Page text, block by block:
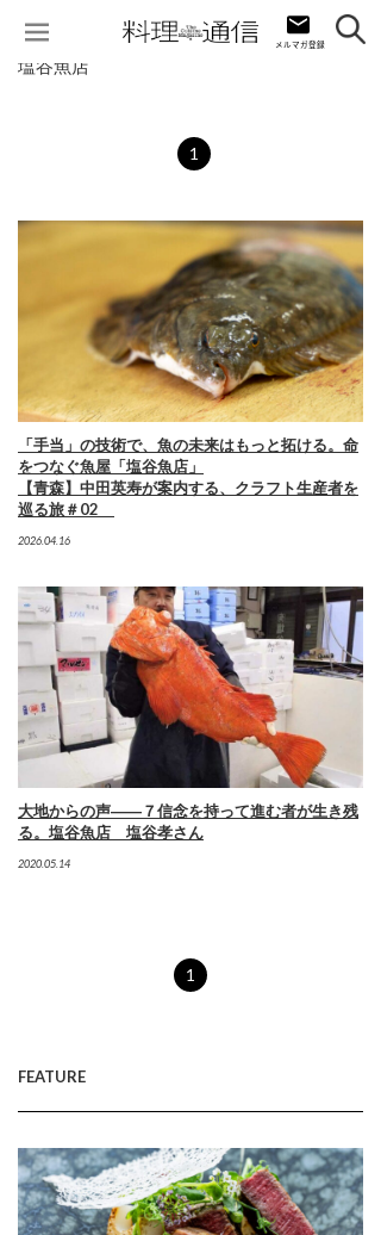
塩谷魚店
1
「手当」の技術で、魚の未来はもっと拓ける。命
をつなぐ魚屋「塩谷魚店」
【青森】中田英寿が案内する、クラフト生産者を
巡る旅＃02
2026.04.16
大地からの声――７信念を持って進む者が生き残
る。塩谷魚店 塩谷孝さん
2020.05.14
1
FEATURE